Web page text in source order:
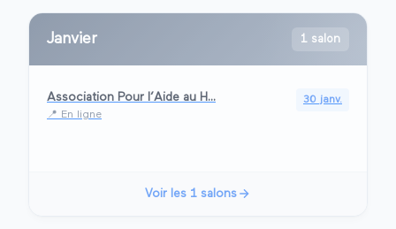
Janvier 1 salon
Association Pour l’Aide au H...
📍 En ligne
30 janv.
Voir les 1 salons